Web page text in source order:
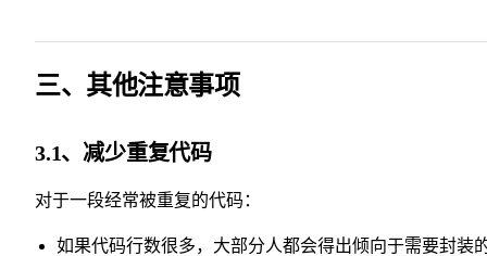
三、其他注意事项
3.1、减少重复代码
对于一段经常被重复的代码：
如果代码行数很多，大部分人都会得出倾向于需要封装